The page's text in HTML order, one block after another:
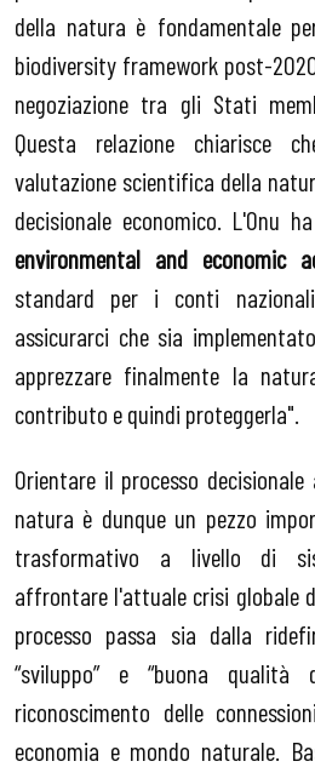
della natura è fondamentale
biodiversity framework post-
negoziazione tra gli Stati
Questa relazione chiarisce
valutazione scientifica della
decisionale economico. L'Onu
environmental and economic
standard per i conti
assicurarci che sia
apprezzare finalmente la
contributo e quindi proteggerla".
Orientare il processo
natura è dunque un pezzo
trasformativo a livello di
affrontare l'attuale crisi globale
processo passa sia dalla
“sviluppo” e “buona
riconoscimento delle
economia e mondo naturale.